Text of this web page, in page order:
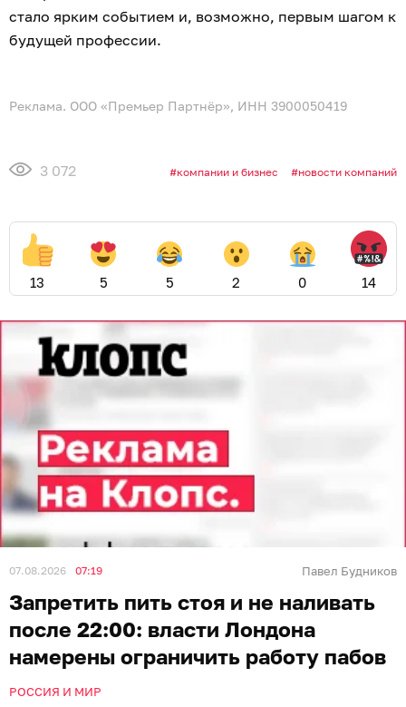
стало ярким событием и, возможно, первым шагом к
будущей профессии.
Реклама. ООО «Премьер Партнёр», ИНН 3900050419
3 072 компании и бизнес новости компаний
13 5 5 2 0 14
07.08.2026 07:19 Павел Будников
Запретить пить стоя и не наливать
после 22:00: власти Лондона
намерены ограничить работу пабов
РОССИЯ И МИР